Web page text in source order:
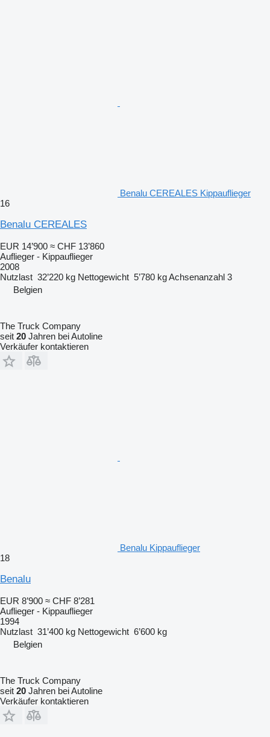
Benalu CEREALES Kippauflieger
16
Benalu CEREALES
EUR 14’900 ≈ CHF 13’860
Auflieger - Kippauflieger
2008
Nutzlast 32’220 kg Nettogewicht 5’780 kgAchsenanzahl 3
Belgien
The Truck Company
seit 20 Jahren bei Autoline
Verkäufer kontaktieren
Benalu Kippauflieger
18
Benalu
EUR 8’900 ≈ CHF 8’281
Auflieger - Kippauflieger
1994
Nutzlast 31’400 kg Nettogewicht 6’600 kg
Belgien
The Truck Company
seit 20 Jahren bei Autoline
Verkäufer kontaktieren